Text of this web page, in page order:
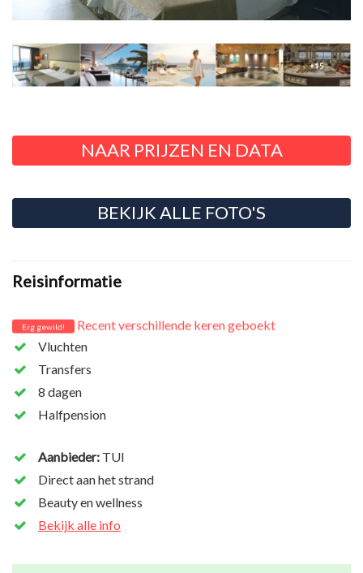
NAAR PRIJZEN EN DATA
BEKIJK ALLE FOTO'S
Reisinformatie
Erg gewild!
Recent verschillende keren geboekt
Vluchten
Transfers
8 dagen
Halfpension
Aanbieder: TUI
Direct aan het strand
Beauty en wellness
Bekijk alle info